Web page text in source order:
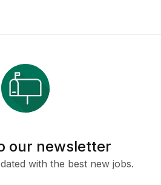
our newsletter
with the best new jobs.